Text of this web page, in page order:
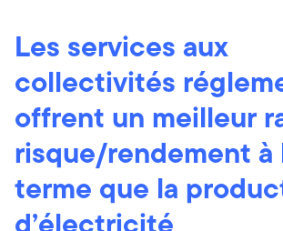
Les services aux
collectivités
offrent un meilleur
risque/rendement à
terme que la